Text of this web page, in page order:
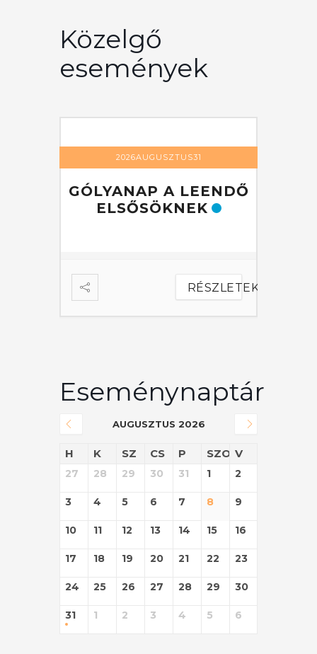
Közelgő
események
2026AUGUSZTUS31
GÓLYANAP A LEENDŐ
ELSŐSÖKNEK
RÉSZLETEK
Eseménynaptár
AUGUSZTUS 2026
H K SZ CS P SZO V
27 28 29 30 31 1 2
3 4 5 6 7 8 9
10 11 12 13 14 15 16
17 18 19 20 21 22 23
24 25 26 27 28 29 30
31 1 2 3 4 5 6